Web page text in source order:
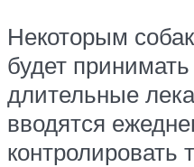
Некоторым
будет
длительные
вводятся
контролировать